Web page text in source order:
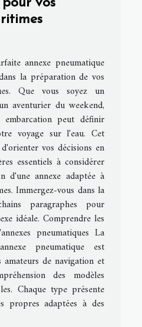
vos
annexe pneumatique
la préparation de vos
Que vous soyez un
aventurier du weekend,
peut définir
voyage sur l'eau. Cet
vos décisions en
essentiels à considérer
d'une annexe adaptée à
Immergez-vous dans la
paragraphes pour
idéale. Comprendre les
pneumatiques La
pneumatique est
amateurs de navigation et
des modèles
Chaque type présente
propres adaptées à des